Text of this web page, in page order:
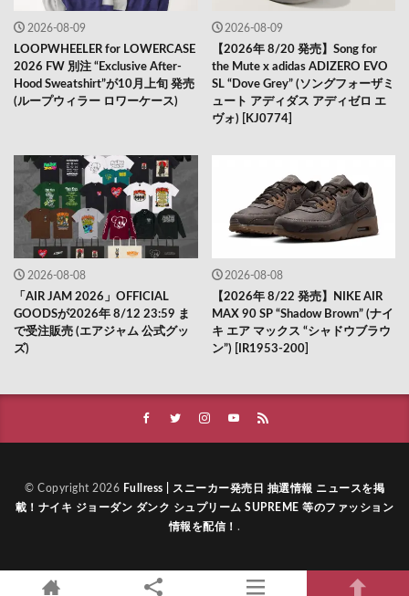
2026-08-09
LOOPWHEELER for LOWERCASE
2026 FW 別注 “Exclusive After-
Hood Sweatshirt”が10月上旬 発売
(ループウィラー ロワーケース)
2026-08-09
【2026年 8/20 発売】Song for
the Mute x adidas ADIZERO EVO
SL “Dove Grey” (ソングフォーザミ
ュート アディダス アディゼロ エ
ヴォ) [KJ0774]
2026-08-08
「AIR JAM 2026」OFFICIAL
GOODSが2026年 8/12 23:59 ま
で受注販売 (エアジャム 公式グッ
ズ)
2026-08-08
【2026年 8/22 発売】NIKE AIR
MAX 90 SP “Shadow Brown” (ナイ
キ エア マックス “シャドウブラウ
ン”) [IR1953-200]
© Copyright 2026 Fullress | スニーカー発売日 抽選情報 ニュースを掲
載！ナイキ ジョーダン ダンク シュプリーム SUPREME 等のファッション
情報を配信！ .